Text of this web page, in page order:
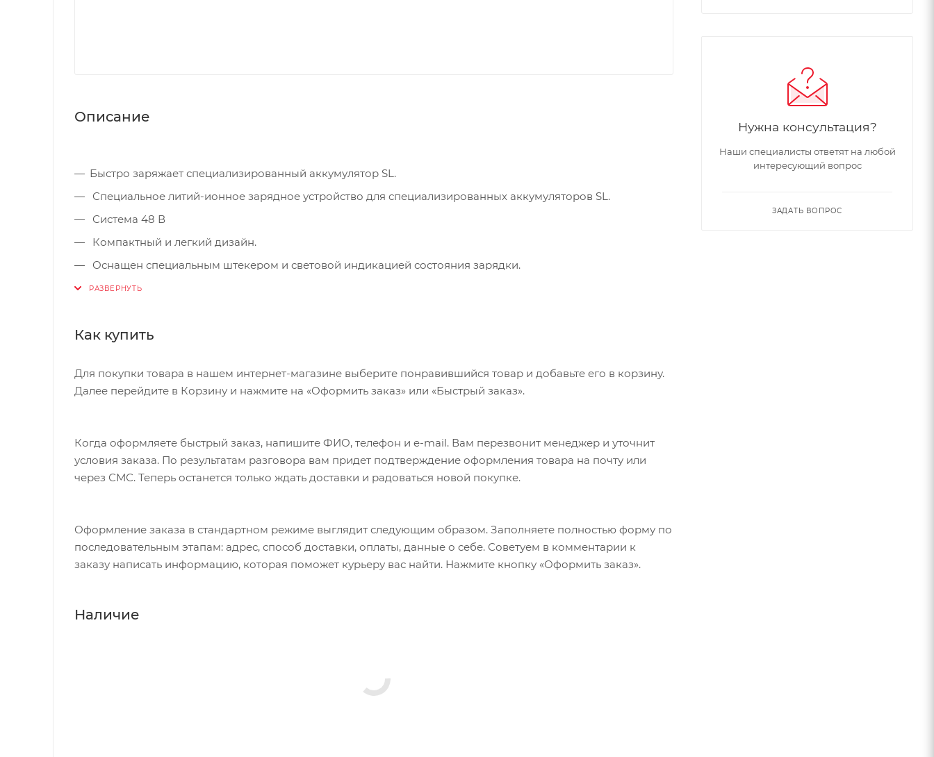
Описание
Быстро заряжает специализированный аккумулятор SL.
Специальное литий-ионное зарядное устройство для специализированных аккумуляторов SL.
Система 48 В
Компактный и легкий дизайн.
Оснащен специальным штекером и световой индикацией состояния зарядки.
Как купить
Для покупки товара в нашем интернет-магазине выберите понравившийся товар и добавьте его в корзину.
Далее перейдите в Корзину и нажмите на «Оформить заказ» или «Быстрый заказ».
Когда оформляете быстрый заказ, напишите ФИО, телефон и e-mail. Вам перезвонит менеджер и уточнит
условия заказа. По результатам разговора вам придет подтверждение оформления товара на почту или
через СМС. Теперь останется только ждать доставки и радоваться новой покупке.
Оформление заказа в стандартном режиме выглядит следующим образом. Заполняете полностью форму по
последовательным этапам: адрес, способ доставки, оплаты, данные о себе. Советуем в комментарии к
заказу написать информацию, которая поможет курьеру вас найти. Нажмите кнопку «Оформить заказ».
Наличие
Нужна консультация?
Наши специалисты ответят на любой
интересующий вопрос
ЗАДАТЬ ВОПРОС